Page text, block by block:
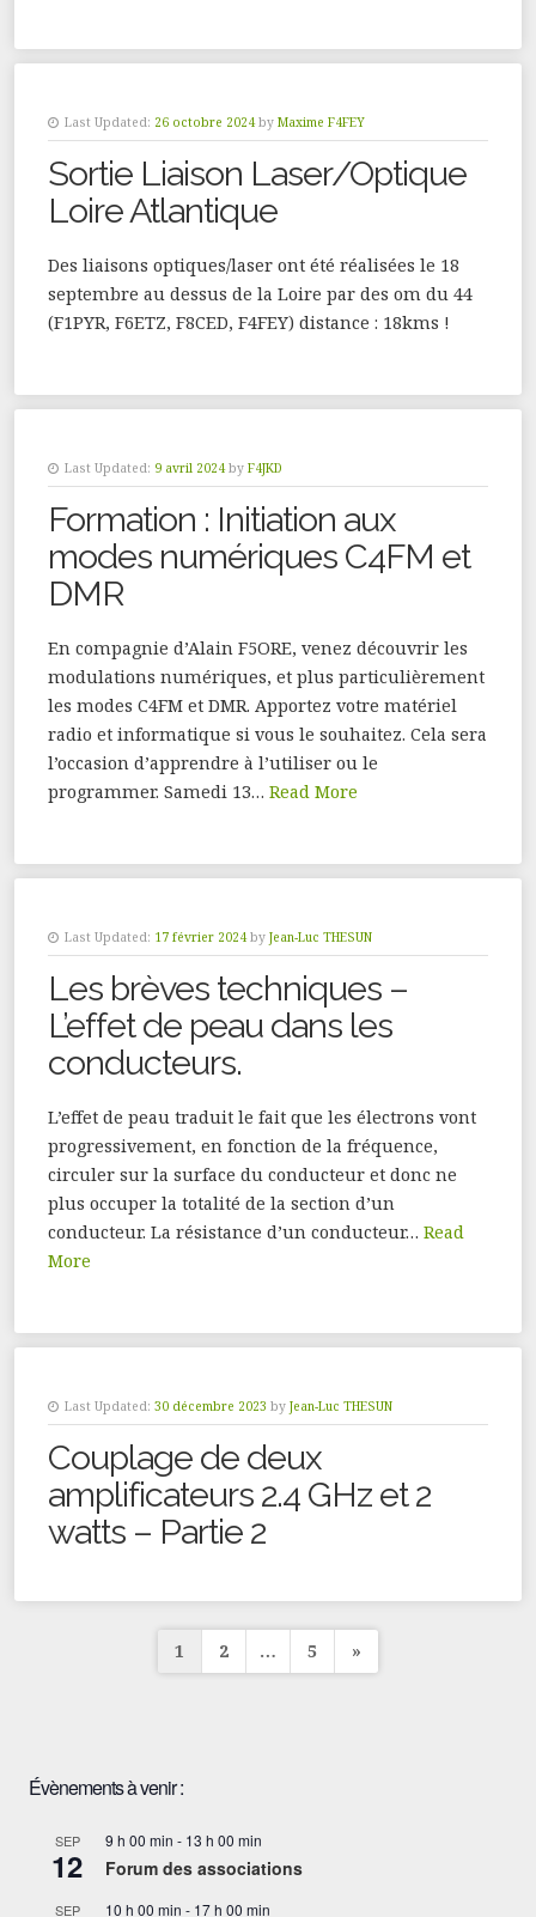
Last Updated: 26 octobre 2024 by Maxime F4FEY
Sortie Liaison Laser/Optique
Loire Atlantique
Des liaisons optiques/laser ont été réalisées le 18
septembre au dessus de la Loire par des om du 44
(F1PYR, F6ETZ, F8CED, F4FEY) distance : 18kms !
Last Updated: 9 avril 2024 by F4JKD
Formation : Initiation aux
modes numériques C4FM et
DMR
En compagnie d’Alain F5ORE, venez découvrir les
modulations numériques, et plus particulièrement
les modes C4FM et DMR. Apportez votre matériel
radio et informatique si vous le souhaitez. Cela sera
l’occasion d’apprendre à l’utiliser ou le
programmer. Samedi 13… Read More
Last Updated: 17 février 2024 by Jean-Luc THESUN
Les brèves techniques –
L’effet de peau dans les
conducteurs.
L’effet de peau traduit le fait que les électrons vont
progressivement, en fonction de la fréquence,
circuler sur la surface du conducteur et donc ne
plus occuper la totalité de la section d’un
conducteur. La résistance d’un conducteur… Read
More
Last Updated: 30 décembre 2023 by Jean-Luc THESUN
Couplage de deux
amplificateurs 2.4 GHz et 2
watts – Partie 2
Pagination
1 2 … 5 »
Évènements à venir :
SEP
12
9 h 00 min - 13 h 00 min
Forum des associations
SEP 10 h 00 min - 17 h 00 min